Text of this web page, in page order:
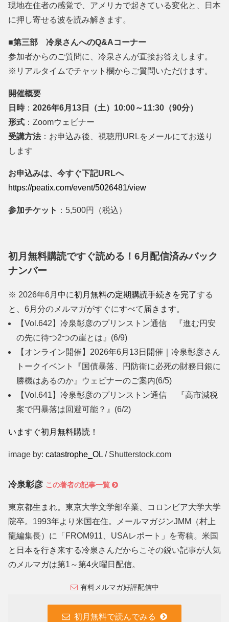
現地在住者の感覚で、アメリカで起きている変化と、日本
に押し寄せる波を読み解きます。
■第三部 冷泉さんへのQ&Aコーナー
参加者からのご質問に、冷泉さんが直接お答えします。
※リアルタイムでチャット欄からご質問いただけます。
開催概要
日時： 2026年6月13日（土）10:00～11:30（90分）
形式 ：Zoomウェビナー
受講方法：お申込み後、視聴用URLをメールにてお送り
します
お申込みは、今すぐ下記URLへ
https://peatix.com/event/5026481/view
参加チケット ：5,500円（税込）
初月無料購読ですぐ読める！6月配信済みバック
ナンバー
※ 2026年6月中に初月無料の定期購読手続きを完了する
と、6月分のメルマガがすぐにすべて届きます。
【Vol.642】冷泉彰彦のプリンストン通信 『進む円安
の先に待つ2つの崖とは』 (6/9)
【オンライン開催】2026年6月13日開催｜冷泉彰彦さん
トークイベント『国債暴落、円防衛に必死の財務日銀に
勝機はあるのか』ウェビナーのご案内(6/5)
【Vol.641】冷泉彰彦のプリンストン通信 『高市減税
案で円暴落は回避可能？』 (6/2)
いますぐ初月無料購読！
image by: catastrophe_OL / Shutterstock.com
冷泉彰彦 この著者の記事一覧
東京都生まれ。東京大学文学部卒業、コロンビア大学大学
院卒。1993年より米国在住。メールマガジンJMM（村上
龍編集長）に「FROM911、USAレポート」を寄稿。米国
と日本を行き来する冷泉さんだからこその鋭い記事が人気
のメルマガは第1～第4火曜日配信。
有料メルマガ好評配信中
初月無料で読んでみる